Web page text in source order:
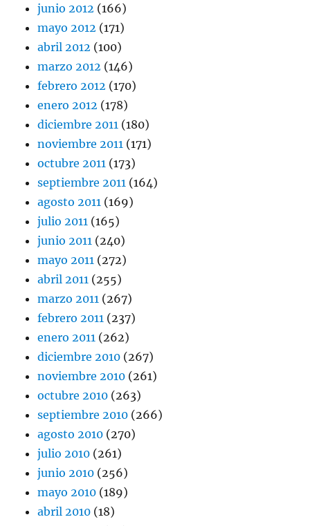
junio 2012 (166)
mayo 2012 (171)
abril 2012 (100)
marzo 2012 (146)
febrero 2012 (170)
enero 2012 (178)
diciembre 2011 (180)
noviembre 2011 (171)
octubre 2011 (173)
septiembre 2011 (164)
agosto 2011 (169)
julio 2011 (165)
junio 2011 (240)
mayo 2011 (272)
abril 2011 (255)
marzo 2011 (267)
febrero 2011 (237)
enero 2011 (262)
diciembre 2010 (267)
noviembre 2010 (261)
octubre 2010 (263)
septiembre 2010 (266)
agosto 2010 (270)
julio 2010 (261)
junio 2010 (256)
mayo 2010 (189)
abril 2010 (18)